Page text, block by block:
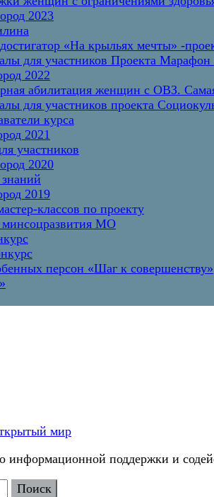
2023
«На крыльях мечты» -
для участников Проекта
2022
абилитация женщин с ОВЗ.
для участников проекта
курса
2021
участников
2020
2019
классов по проекту
МО
персон «Шаг к совершенству»
мир
информационной поддержки и